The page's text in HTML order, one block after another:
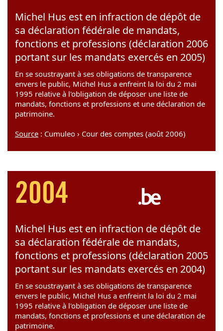
Michel Hus est en infraction de dépôt de
sa déclaration fédérale de mandats,
fonctions et professions (déclaration 2006
portant sur les mandats exercés en 2005)
En se soustrayant à ses obligations de transparence
envers le public, Michel Hus a enfreint la loi du 2 mai
1995 relative à l'obligation de déposer une liste de
mandats, fonctions et professions et une déclaration de
patrimoine.
Source : Cumuleo › Cour des comptes (août 2006)
2004
Michel Hus est en infraction de dépôt de
sa déclaration fédérale de mandats,
fonctions et professions (déclaration 2005
portant sur les mandats exercés en 2004)
En se soustrayant à ses obligations de transparence
envers le public, Michel Hus a enfreint la loi du 2 mai
1995 relative à l'obligation de déposer une liste de
mandats, fonctions et professions et une déclaration de
patrimoine.